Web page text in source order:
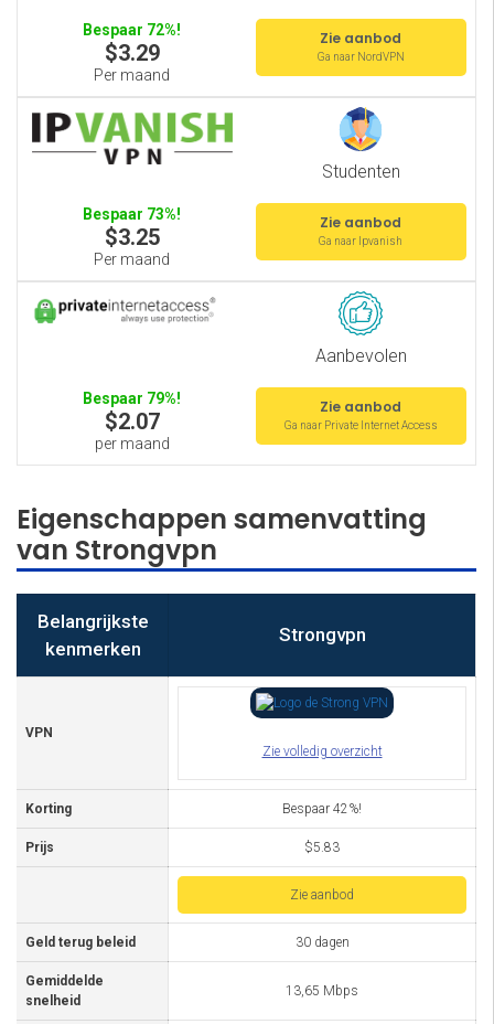
Bespaar 72%!
$3.29
Per maand
Zie aanbod
Ga naar NordVPN
Studenten
Bespaar 73%!
$3.25
Per maand
Zie aanbod
Ga naar Ipvanish
Aanbevolen
Bespaar 79%!
$2.07
per maand
Zie aanbod
Ga naar Private Internet Access
Eigenschappen samenvatting
van Strongvpn
Belangrijkste
kenmerken
Strongvpn
VPN
Zie volledig overzicht
Korting Bespaar 42%!
Prijs $5.83
Zie aanbod
Geld terug beleid 30 dagen
Gemiddelde
snelheid
13,65 Mbps